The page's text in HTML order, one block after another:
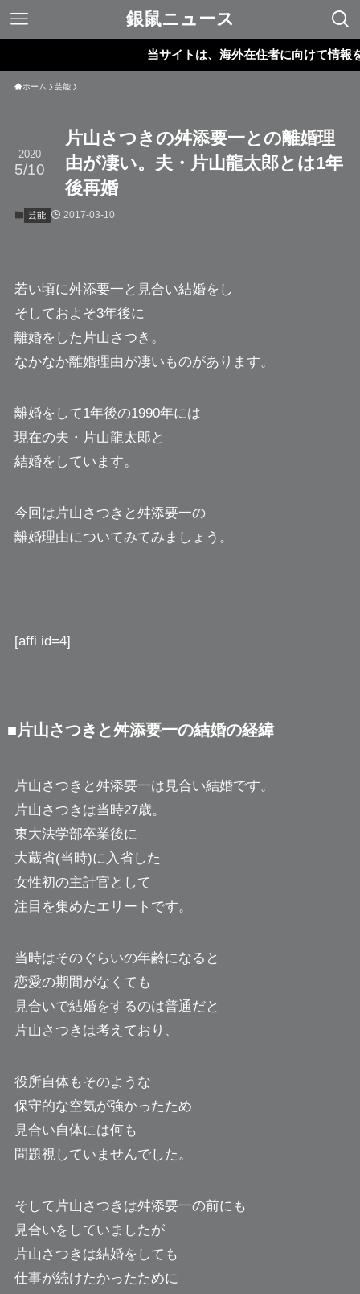
銀鼠ニュース
当サイトは、海外在住者に向けて情報を発
ホーム 芸能
片山さつきの舛添要一との離婚理
由が凄い。夫・片山龍太郎とは1年
後再婚
2020
5/10
芸能 2017-03-10
若い頃に舛添要一と見合い結婚をし
そしておよそ3年後に
離婚をした 片山さつき 。
なかなか離婚理由が凄いものがあります。
離婚をして1年後の1990年には
現在の夫・片山龍太郎と
結婚をしています。
今回は片山さつきと舛添要一の
離婚理由についてみてみましょう。
[affi id=4]
■片山さつきと舛添要一の結婚の経緯
片山さつきと舛添要一は見合い結婚です。
片山さつきは当時27歳。
東大法学部卒業後に
大蔵省(当時)に入省した
女性初の主計官として
注目を集めたエリートです。
当時はそのぐらいの年齢になると
恋愛の期間がなくても
見合いで結婚をするのは普通だと
片山さつきは考えており、
役所自体もそのような
保守的な空気が強かったため
見合い自体には何も
問題視していませんでした。
そして片山さつきは舛添要一の前にも
見合いをしていましたが
片山さつきは結婚をしても
仕事が続けたかったために